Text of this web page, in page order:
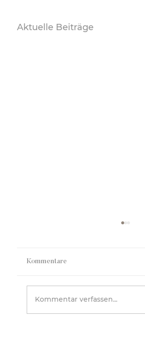
Aktuelle Beiträge
„Celestia“ ist ein
Guerra aus dem Kreis
Kommentare
Kommentar verfassen...